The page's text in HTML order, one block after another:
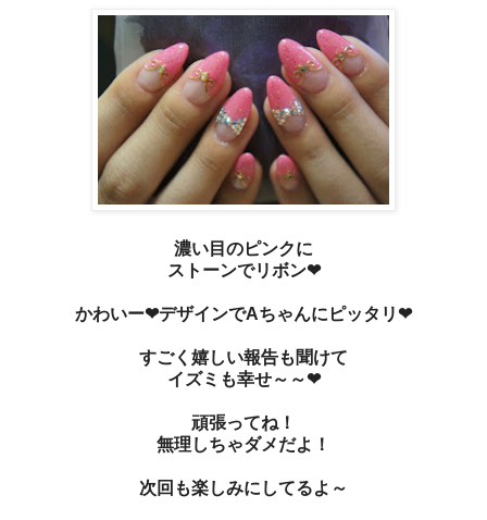
濃い目のピンクに
ストーンでリボン❤
かわいー❤デザインでAちゃんにピッタリ❤
すごく嬉しい報告も聞けて
イズミも幸せ～～❤
頑張ってね！
無理しちゃダメだよ！
次回も楽しみにしてるよ～